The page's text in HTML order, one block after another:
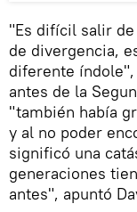
"Es difícil salir
de divergencia,
diferente
antes de la
"también había
y al no poder
significó una
generaciones
antes", apuntó